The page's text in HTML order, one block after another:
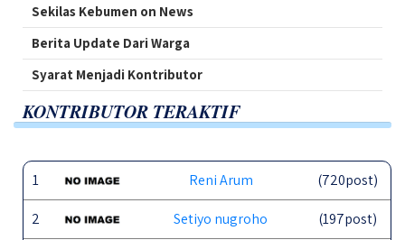
Sekilas Kebumen on News
Berita Update Dari Warga
Syarat Menjadi Kontributor
KONTRIBUTOR TERAKTIF
1 Reni Arum (720post)
2 Setiyo nugroho (197post)